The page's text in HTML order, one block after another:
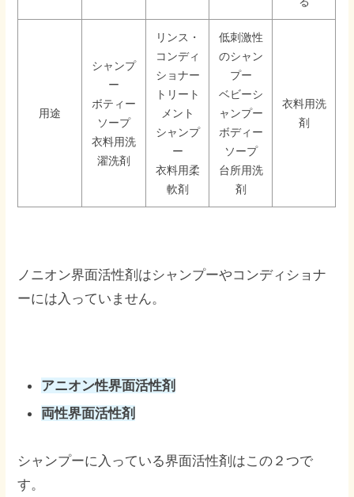
用途
シャンプ
ー
ボティー
ソープ
衣料用洗
濯洗剤
リンス・
コンディ
ショナー
トリート
メント
シャンプ
ー
衣料用柔
軟剤
低刺激性
のシャン
プー
ベビーシ
ャンプー
ボディー
ソープ
台所用洗
剤
衣料用洗
剤
ノニオン界面活性剤はシャンプーやコンディショナ
ーには入っていません。
アニオン性界面活性剤
両性界面活性剤
シャンプーに入っている界面活性剤はこの２つで
す。